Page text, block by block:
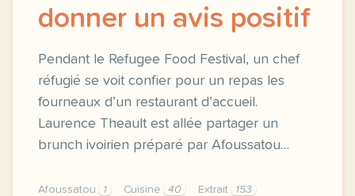
donner un avis positif
Pendant le Refugee Food Festival, un chef
réfugié se voit confier pour un repas les
fourneaux d’un restaurant d’accueil.
Laurence Theault est allée partager un
brunch ivoirien préparé par Afoussatou…
Afoussatou 1 Cuisine 40 Extrait
153